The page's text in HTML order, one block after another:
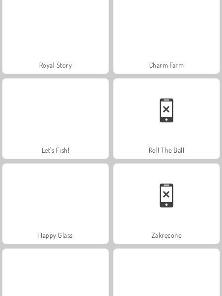
Royal Story Charm Farm
Let's Fish! Roll The Ball
Happy Glass Zakręcone